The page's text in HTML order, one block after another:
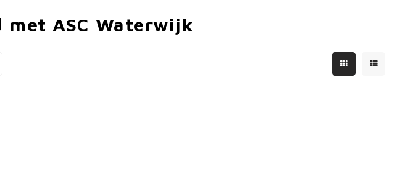
met ASC Waterwijk